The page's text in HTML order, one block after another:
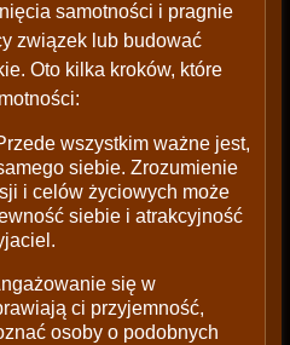
samotności i pragnie
związek lub budować
Oto kilka kroków, które
wszystkim ważne jest,
siebie. Zrozumienie
i celów życiowych może
siebie i atrakcyjność
się w
ci przyjemność,
osoby o podobnych